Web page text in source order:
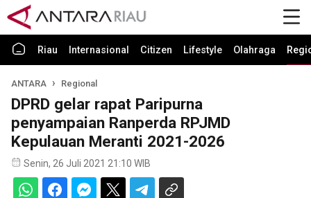
Riau Internasional Citizen Lifestyle Olahraga
ANTARA Regional
DPRD gelar rapat Paripurna
penyampaian Ranperda RPJMD
Kepulauan Meranti 2021-2026
Senin, 26 Juli 2021 21:10 WIB